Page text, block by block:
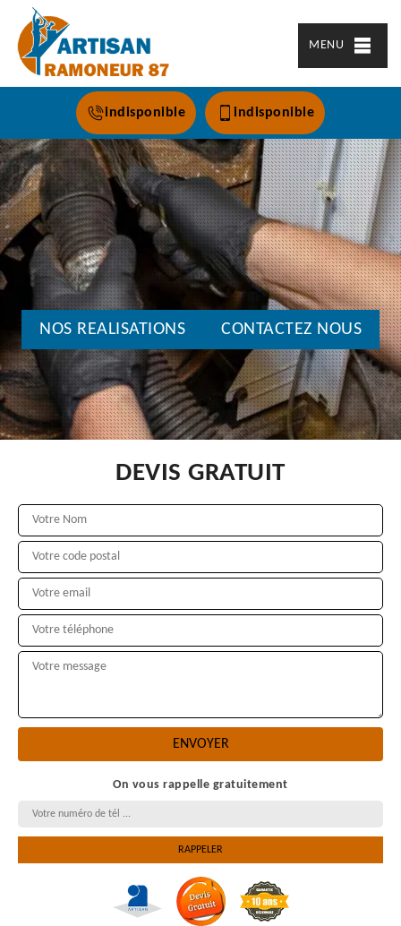
MENU
indisponible indisponible
NOS REALISATIONS CONTACTEZ NOUS
DEVIS GRATUIT
On vous rappelle gratuitement